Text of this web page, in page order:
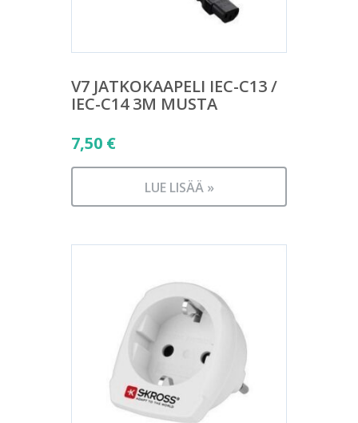
V7 JATKOKAAPELI IEC-C13 /
IEC-C14 3M MUSTA
7,50 €
LUE LISÄÄ »